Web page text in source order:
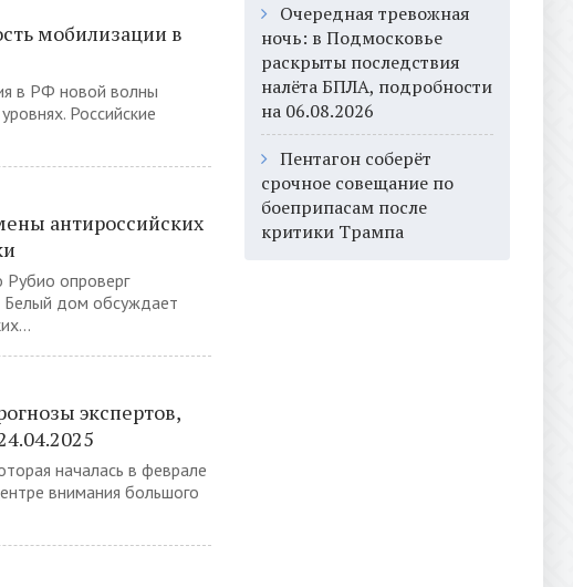
мобилизации в
в РФ новой волны
Российские
антироссийских
Рубио опроверг
Белый дом обсуждает
экспертов,
началась в феврале
внимания большого
Очередная тревожная
ночь: в Подмосковье
раскрыты последствия
налёта БПЛА, подробности
на 06.08.2026
Пентагон соберёт
срочное совещание по
боеприпасам после
критики Трампа